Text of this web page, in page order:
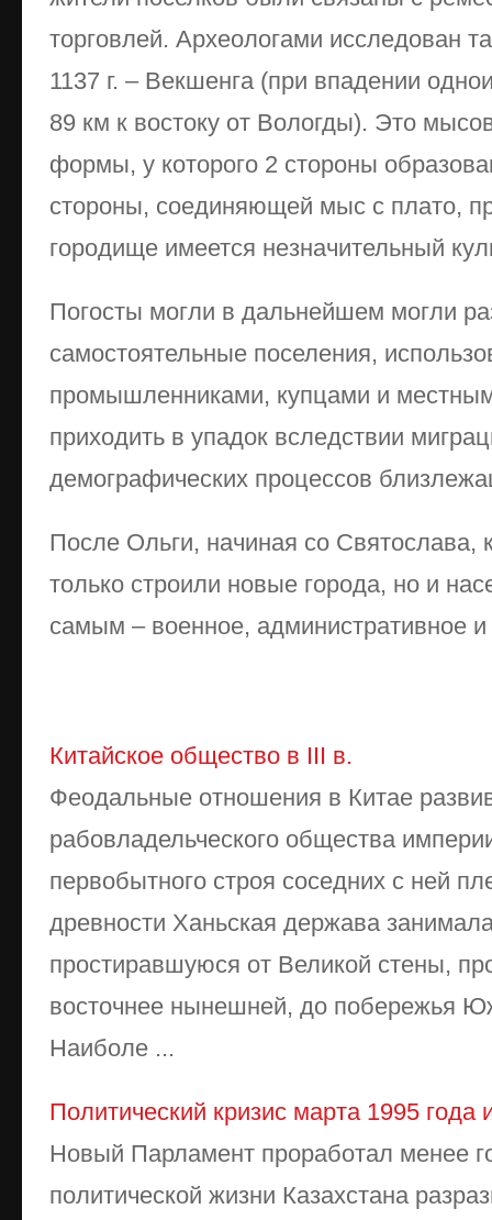
торговлей. Археологами иссле­дован
1137 г. – Векшенга (при впадении
89 км к востоку от Вологды). Это
формы, у ко­торого 2 стороны
стороны, соединяющей мыс с плато,
городище имеется незначительный
Погосты могли в дальнейшем могли
самостоятельные по­селения,
промышленниками, купцами и
приходить в упа­док вследствии
демографических процессов
После Ольги, начиная со Святослава,
только строили новые города, но и
самым – военное, административное
Китайское общество в III в.
Феодальные отношения в Китае
рабовладельческого общества
первобытного строя соседних с ней
древности Ханьская держава
простиравшуюся от Великой стены,
восточнее нынешней, до побережья
Наиболе ...
Политический кризис марта 1995 года
Новый Парламент проработал менее
политической жизни Казахстана